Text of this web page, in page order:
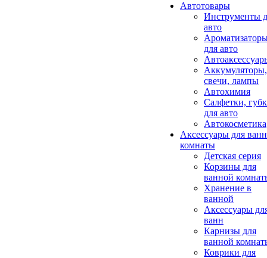
Автотовары
Инструменты
авто
для авто
Аккумуляторы,
свечи, лампы
Автохимия
Салфетки,
для авто
Автокосметика
Аксессуары для
комнаты
Детская серия
Корзины для
ванной
Хранение в
ванной
Аксессуары
ванн
Карнизы для
ванной
Коврики для